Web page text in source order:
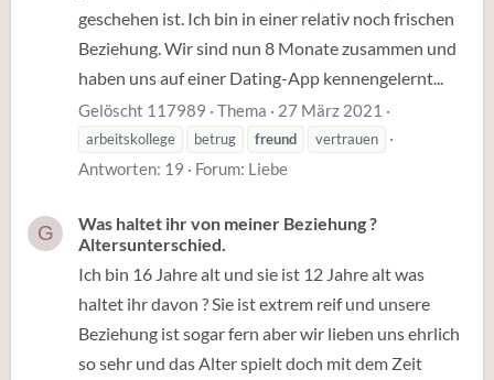
geschehen ist. Ich bin in einer relativ noch frischen
Beziehung. Wir sind nun 8 Monate zusammen und
haben uns auf einer Dating-App kennengelernt...
Gelöscht 117989 Thema 27 März 2021
arbeitskollege betrug freund vertrauen
Antworten: 19 Forum: Liebe
G
Was haltet ihr von meiner Beziehung ?
Altersunterschied.
Ich bin 16 Jahre alt und sie ist 12 Jahre alt was
haltet ihr davon ? Sie ist extrem reif und unsere
Beziehung ist sogar fern aber wir lieben uns ehrlich
so sehr und das Alter spielt doch mit dem Zeit